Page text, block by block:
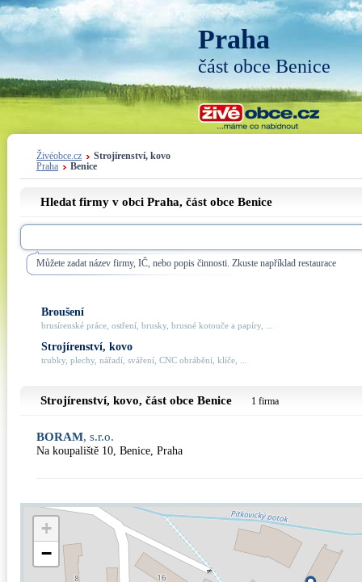
Praha
část obce Benice
Živéobce.cz
Strojírenství, kovo
Praha
Benice
Hledat firmy v obci Praha, část obce Benice
Můžete zadat název firmy, IČ, nebo popis činnosti. Zkuste například restaurace
Broušení
brusírenské práce, ostření, brusky, brusné kotouče a papíry, ...
Strojírenství, kovo
trubky, plechy, nářadí, sváření, CNC obrábění, klíče, ...
Strojírenství, kovo, část obce Benice 1 firma
BORAM, s.r.o.
Na koupaliště 10, Benice, Praha
+
−